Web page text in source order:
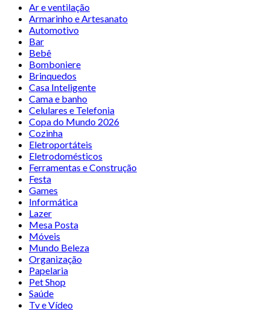
Ar e ventilação
Armarinho e Artesanato
Automotivo
Bar
Bebê
Bomboniere
Brinquedos
Casa Inteligente
Cama e banho
Celulares e Telefonia
Copa do Mundo 2026
Cozinha
Eletroportáteis
Eletrodomésticos
Ferramentas e Construção
Festa
Games
Informática
Lazer
Mesa Posta
Móveis
Mundo Beleza
Organização
Papelaria
Pet Shop
Saúde
Tv e Vídeo